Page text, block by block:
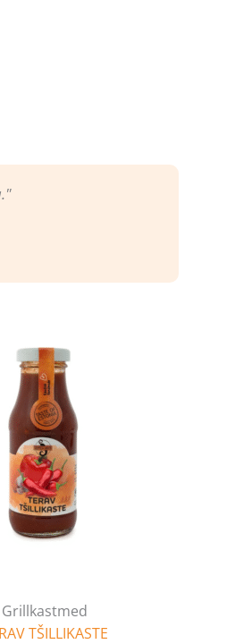
Grillkastmed
TŠILLIKASTE